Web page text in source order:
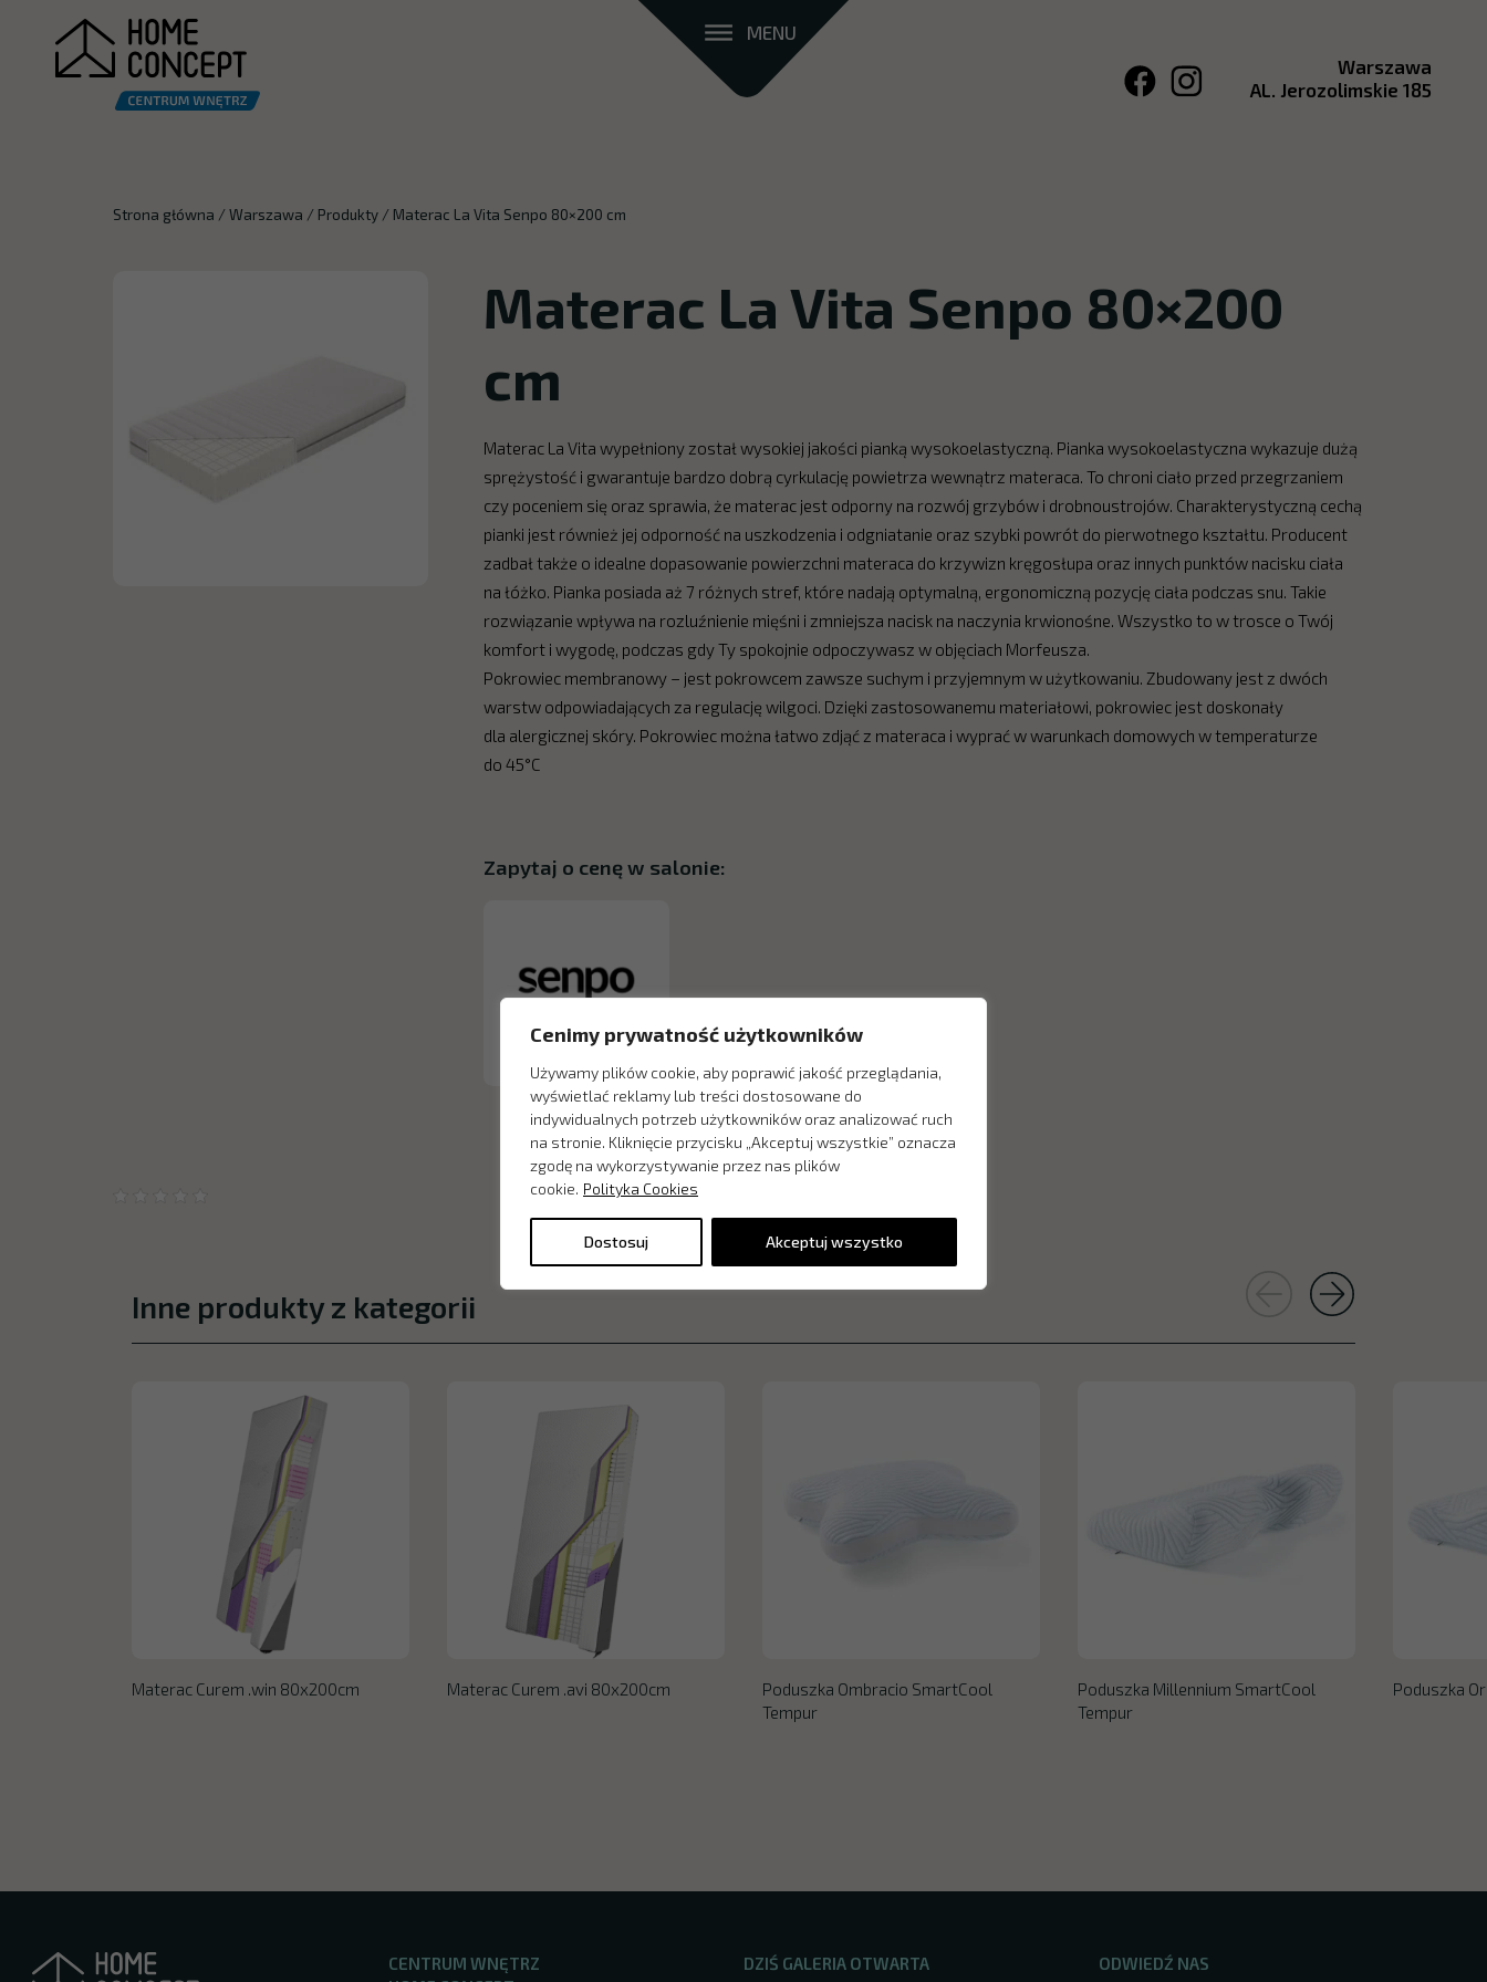
Cenimy prywatność użytkowników
Używamy plików cookie, aby poprawić jakość przeglądania,
wyświetlać reklamy lub treści dostosowane do
indywidualnych potrzeb użytkowników oraz analizować ruch
na stronie. Kliknięcie przycisku „Akceptuj wszystkie” oznacza
zgodę na wykorzystywanie przez nas plików
cookie. Polityka Cookies
Dostosuj Akceptuj wszystko
MENU
Warszawa
AL. Jerozolimskie 185
Strona główna /Warszawa /Produkty / Materac La Vita Senpo 80×200 cm
Materac La Vita Senpo 80×200
cm
Materac La Vita wypełniony został wysokiej jakości pianką wysokoelastyczną. Pianka wysokoelastyczna wykazuje dużą
sprężystość i gwarantuje bardzo dobrą cyrkulację powietrza wewnątrz materaca. To chroni ciało przed przegrzaniem
czy poceniem się oraz sprawia, że materac jest odporny na rozwój grzybów i drobnoustrojów. Charakterystyczną cechą
pianki jest również jej odporność na uszkodzenia i odgniatanie oraz szybki powrót do pierwotnego kształtu. Producent
zadbał także o idealne dopasowanie powierzchni materaca do krzywizn kręgosłupa oraz innych punktów nacisku ciała
na łóżko. Pianka posiada aż 7 różnych stref, które nadają optymalną, ergonomiczną pozycję ciała podczas snu. Takie
rozwiązanie wpływa na rozluźnienie mięśni i zmniejsza nacisk na naczynia krwionośne. Wszystko to w trosce o Twój
komfort i wygodę, podczas gdy Ty spokojnie odpoczywasz w objęciach Morfeusza.
Pokrowiec membranowy – jest pokrowcem zawsze suchym i przyjemnym w użytkowaniu. Zbudowany jest z dwóch
warstw odpowiadających za regulację wilgoci. Dzięki zastosowanemu materiałowi, pokrowiec jest doskonały
dla alergicznej skóry. Pokrowiec można łatwo zdjąć z materaca i wyprać w warunkach domowych w temperaturze
do 45°C
Zapytaj o cenę w salonie:
Inne produkty z kategorii
Materac Curem .win 80x200cm Materac Curem .avi 80x200cm
Poduszka Ombracio SmartCool
Tempur
Poduszka Millennium SmartCool
Tempur
Poduszka
CENTRUM WNĘTRZ
DZIŚ GALERIA OTWARTA ODWIEDŹ NAS